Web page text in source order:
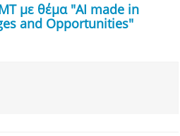
με θέμα "AI made in
and Opportunities"